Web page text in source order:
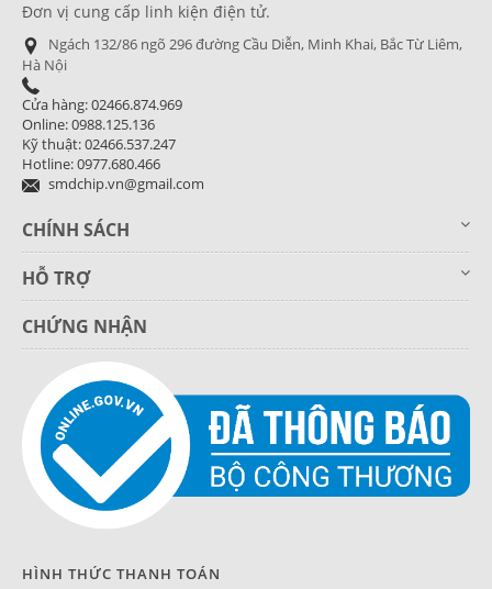
Đơn vị cung cấp linh kiện điện tử.
Ngách 132/86 ngõ 296 đường Cầu Diễn, Minh Khai, Bắc Từ Liêm,
Hà Nội
Cửa hàng: 02466.874.969
Online: 0988.125.136
Kỹ thuật: 02466.537.247
Hotline: 0977.680.466
smdchip.vn@gmail.com
CHÍNH SÁCH
HỖ TRỢ
CHỨNG NHẬN
HÌNH THỨC THANH TOÁN